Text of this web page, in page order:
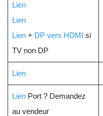
Lien
Lien
Lien+ DP vers HDMI si
TV non DP
Lien
LienPort ? Demandez
au vendeur